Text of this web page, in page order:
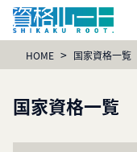
HOME > 国家資格一覧
国家資格一覧